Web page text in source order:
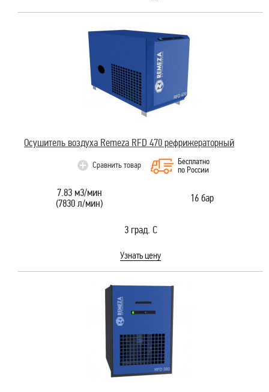
Осушитель воздуха Remeza RFD 470 рефрижераторный
Сравнить товар
Бесплатно
по России
7.83 м3/мин
(7830 л/мин)
16 бар
3 град. С
Узнать цену